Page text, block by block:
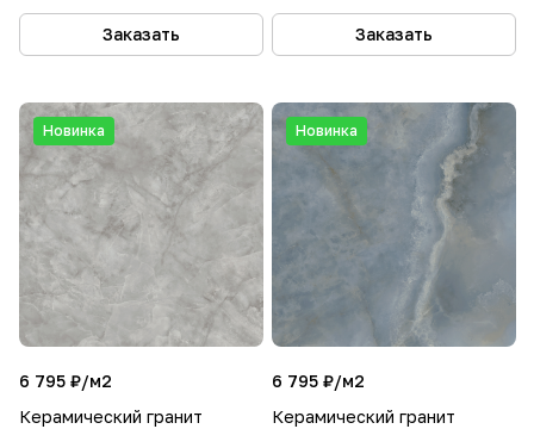
Заказать Заказать
Новинка
6 795 ₽/м2
Керамический гранит
Новинка
6 795 ₽/м2
Керамический гранит